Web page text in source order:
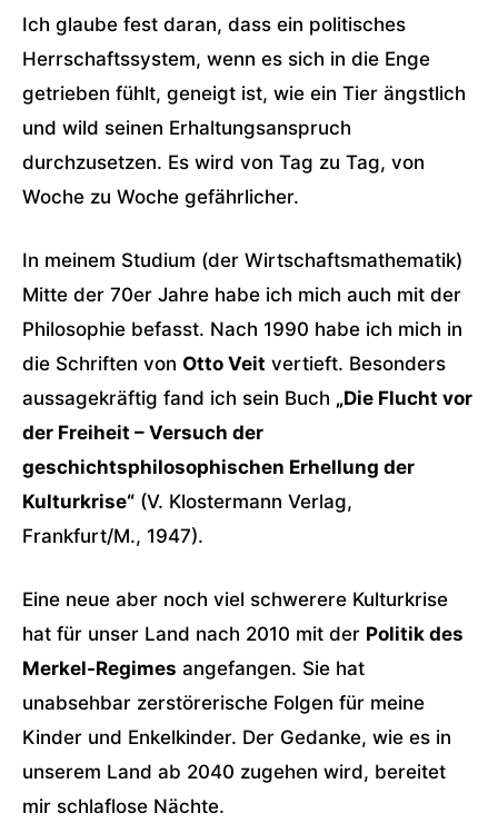
Ich glaube fest daran, dass ein politisches
Herrschaftssystem, wenn es sich in die Enge
getrieben fühlt, geneigt ist, wie ein Tier ängstlich
und wild seinen Erhaltungsanspruch
durchzusetzen. Es wird von Tag zu Tag, von
Woche zu Woche gefährlicher.
In meinem Studium (der Wirtschaftsmathematik)
Mitte der 70er Jahre habe ich mich auch mit der
Philosophie befasst. Nach 1990 habe ich mich in
die Schriften von Otto Veit vertieft. Besonders
aussagekräftig fand ich sein Buch „Die Flucht vor
der Freiheit – Versuch der
geschichtsphilosophischen Erhellung der
Kulturkrise“ (V. Klostermann Verlag,
Frankfurt/M., 1947).
Eine neue aber noch viel schwerere Kulturkrise
hat für unser Land nach 2010 mit der Politik des
Merkel-Regimes angefangen. Sie hat
unabsehbar zerstörerische Folgen für meine
Kinder und Enkelkinder. Der Gedanke, wie es in
unserem Land ab 2040 zugehen wird, bereitet
mir schlaflose Nächte.